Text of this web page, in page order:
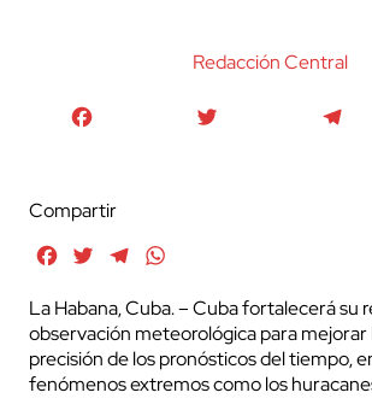
Redacción Central
Compartir
FacebookTwitterTelegram
La Habana, Cuba. – Cuba fortalecerá su
observación meteorológica para mejorar
precisión de los pronósticos del tiempo,
fenómenos extremos como los